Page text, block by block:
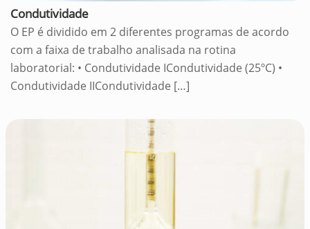
Condutividade
O EP é dividido em 2 diferentes programas de acordo
com a faixa de trabalho analisada na rotina
laboratorial: • Condutividade ICondutividade (25ºC) •
Condutividade IICondutividade […]